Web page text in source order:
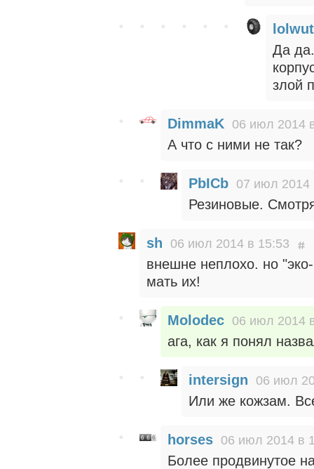
lolwut
Да
злой
DimmaK 06 июл 2014
А что с ними не так?
PbICb 07 июл 2014
Резиновые.
sh 06 июл 2014 в 15:53
внешне неплохо. но
мать их!
Molodec 06 июл 2014
ага, как я понял
intersign 06 июл
Или же кожзам.
horses 06 июл 2014 в
Более продвинутое